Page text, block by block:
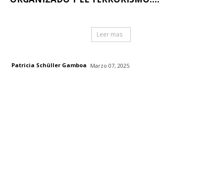
Leer mas
Patricia Schüller Gamboa Marzo 07, 2025